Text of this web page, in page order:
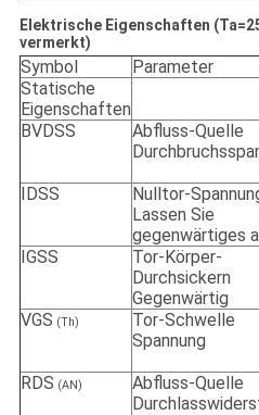
Elektrische Eigenschaften
vermerkt)
Symbol Parameter
Statische
Eigenschaften
BVDSS
Abfluss-Quelle
IDSS
Nulltor-
Lassen Sie
gegenwärtiges
IGSS
Tor-Körper-
Durchsickern
Gegenwärtig
VGS (Th)
Tor-Schwelle
Spannung
RDS (AN)
Abfluss-Quelle